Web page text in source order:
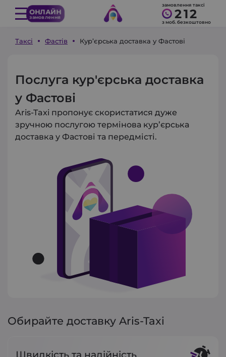
ОНЛАЙН
замовлення
замовлення таксі
212
з моб. безкоштовно
Таксі Фастів Кур’єрська доставка у Фастові
Послуга кур'єрська доставка
у Фастові
Aris-Taxi пропонує скористатися дуже
зручною послугою термінова кур’єрська
доставка у Фастові та передмісті.
Обирайте доставку Aris-Taxi
Швидкість та надійність